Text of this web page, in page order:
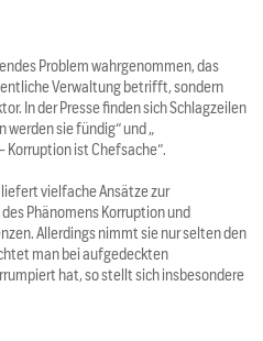
Problem wahrgenommen, das
Verwaltung betrifft, sondern
In der Presse finden sich Schlagzeilen
werden sie fündig“ und „
Korruption ist Chefsache“.
vielfache Ansätze zur
Phänomens Korruption und
Allerdings nimmt sie nur selten den
man bei aufgedeckten
hat, so stellt sich insbesondere